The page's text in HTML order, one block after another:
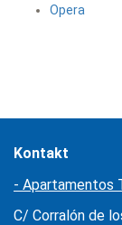
Opera
Kontakt
- Apartamentos
C/ Corralón de